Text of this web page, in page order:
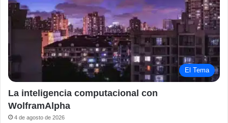
El Tema
La inteligencia computacional con
WolframAlpha
4 de agosto de 2026